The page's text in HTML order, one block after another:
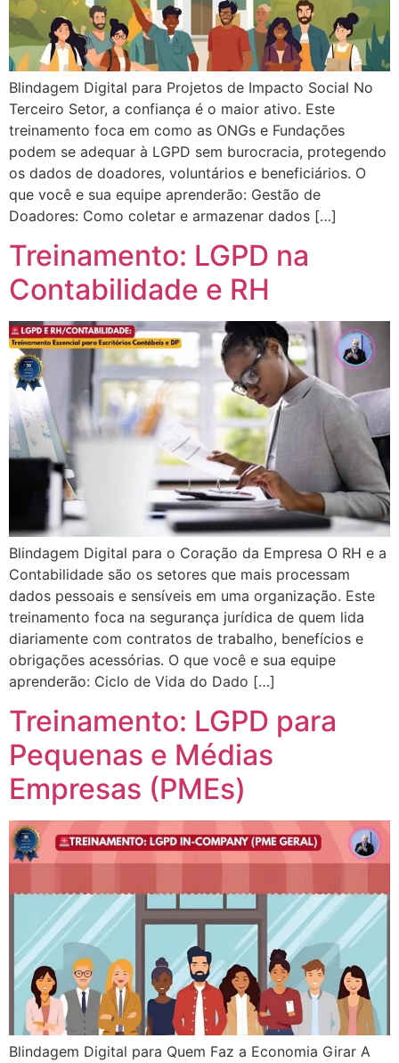
Blindagem Digital para Projetos de Impacto Social No
Terceiro Setor, a confiança é o maior ativo. Este
treinamento foca em como as ONGs e Fundações
podem se adequar à LGPD sem burocracia, protegendo
os dados de doadores, voluntários e beneficiários. O
que você e sua equipe aprenderão: Gestão de
Doadores: Como coletar e armazenar dados […]
Treinamento: LGPD na
Contabilidade e RH
Blindagem Digital para o Coração da Empresa O RH e a
Contabilidade são os setores que mais processam
dados pessoais e sensíveis em uma organização. Este
treinamento foca na segurança jurídica de quem lida
diariamente com contratos de trabalho, benefícios e
obrigações acessórias. O que você e sua equipe
aprenderão: Ciclo de Vida do Dado […]
Treinamento: LGPD para
Pequenas e Médias
Empresas (PMEs)
Blindagem Digital para Quem Faz a Economia Girar A